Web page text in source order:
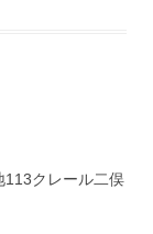
113クレール二俣